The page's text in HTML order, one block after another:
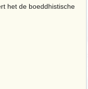
het de boeddhistische